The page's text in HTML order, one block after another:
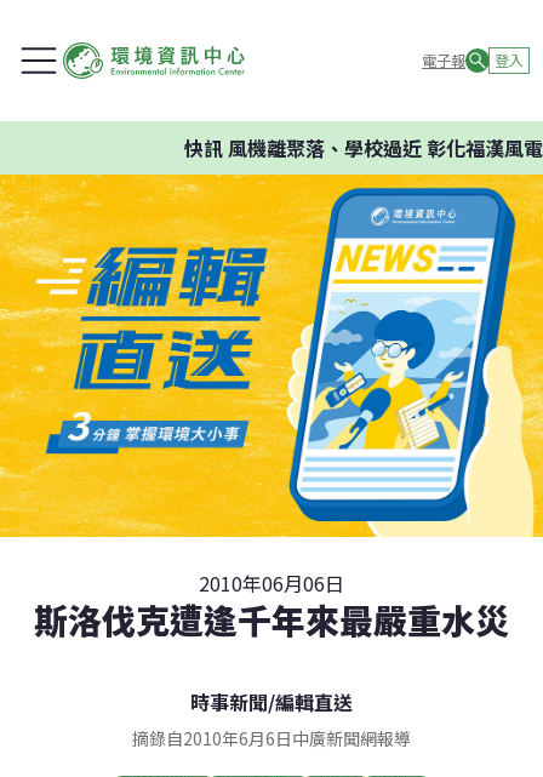
電子報 登入
快訊風機離聚落、學校過近 彰化福漢風電
2010年06月06日
斯洛伐克遭逢千年來最嚴重水災
時事新聞/編輯直送
摘錄自2010年6月6日中廣新聞網報導